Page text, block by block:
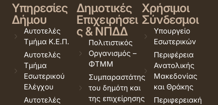
Υπηρεσίες
Δήμου
Αυτοτελές
Τμήμα Κ.Ε.Π.
Αυτοτελές
Τμήμα
Εσωτερικού
Ελέγχου
Αυτοτελές
Δημοτικές
Επιχειρήσει
ς & ΝΠΔΔ
Πολιτιστικός
Οργανισμός –
ΦΤΜΜ
Συμπαραστάτης
του δημότη και
της επιχείρησης
Χρήσιμοι
Σύνδεσμοι
Υπουργείο
Εσωτερικών
Περιφέρεια
Ανατολικής
Μακεδονίας
και Θράκης
Περιφερειακή